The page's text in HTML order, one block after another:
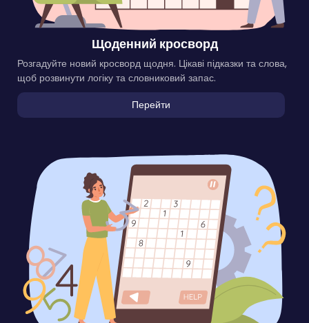
Щоденний кросворд
Розгадуйте новий кросворд щодня. Цікаві підказки та слова,
щоб розвинути логіку та словниковий запас.
Перейти